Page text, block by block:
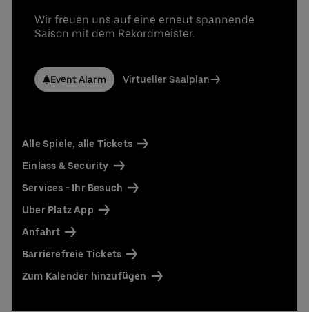
Wir freuen uns auf eine erneut spannende
Saison mit dem Rekordmeister.
Event Alarm Virtueller Saalplan
Alle Spiele, alle Tickets
Einlass & Security
Services - Ihr Besuch
Uber Platz App
Anfahrt
Barrierefreie Tickets
Zum Kalender hinzufügen